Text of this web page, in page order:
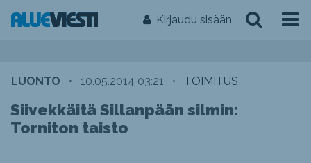
Kirjaudu sisään
LUONTO • 10.05.2014 03:21 • TOIMITUS
Siivekkäitä Sillanpään silmin:
Torniton taisto